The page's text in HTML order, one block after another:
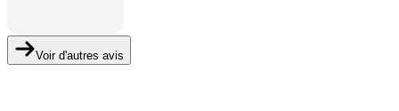
Voir d'autres avis